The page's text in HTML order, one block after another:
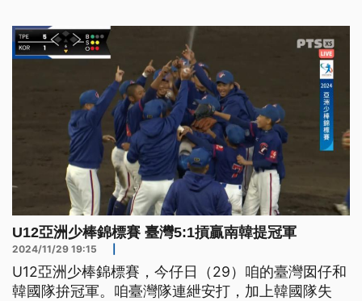
U12亞洲少棒錦標賽 臺灣5:1摃贏南韓提冠軍
2024/11/29 19:15
U12亞洲少棒錦標賽，今仔日（29）咱的臺灣囡仔和
韓國隊拚冠軍。咱臺灣隊連紲安打，加上韓國隊失